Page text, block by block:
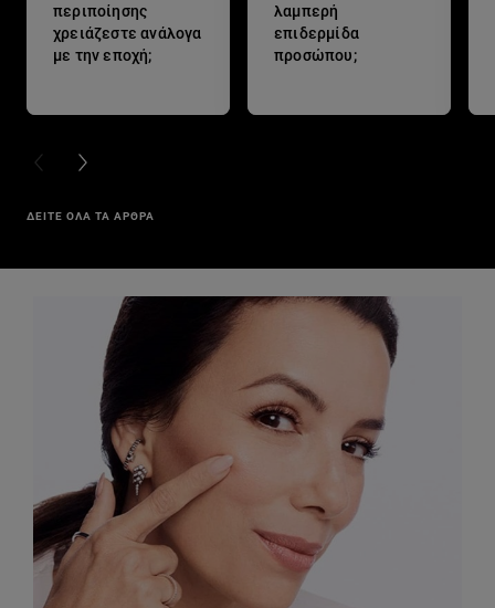
περιποίησης
χρειάζεστε ανάλογα
με την εποχή;
λαμπερή
επιδερμίδα
προσώπου;
PREVIOUS CARD
NEXT CARD
ΔΕΙΤΕ ΟΛΑ ΤΑ ΑΡΘΡΑ